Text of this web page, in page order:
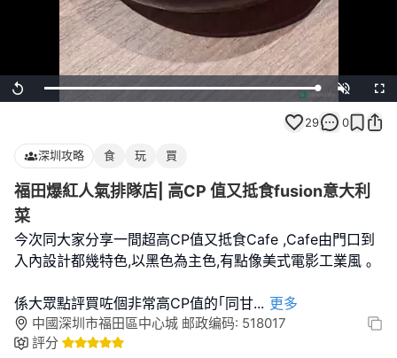
Replay Loaded:
Unmute
29 0
深圳攻略 食 玩 買
福田爆紅人氣排隊店| 高CP 值又抵食fusion意大利
菜
今次同大家分享一間超高CP值又抵食Cafe ,Cafe由門口到
入內設計都幾特色,以黑色為主色,有點像美式電影工業風 ｡
係大眾點評買咗個非常高CP值的｢同甘... 更多
中國深圳市福田區中心城 邮政编码: 518017
評分